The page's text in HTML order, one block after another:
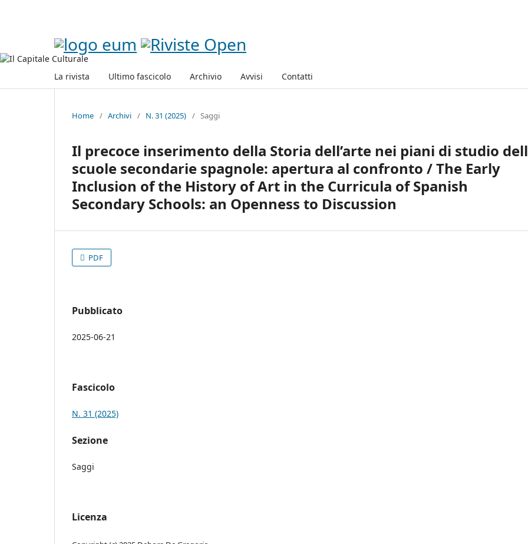
La rivista Ultimo fascicolo Archivio Avvisi Contatti
Home / Archivi / N. 31 (2025) / Saggi
Il precoce inserimento della Storia dell’arte nei piani di studio
scuole secondarie spagnole: apertura al confronto / The Early
Inclusion of the History of Art in the Curricula of Spanish
Secondary Schools: an Openness to Discussion
PDF
Pubblicato
2025-06-21
Fascicolo
N. 31 (2025)
Sezione
Saggi
Licenza